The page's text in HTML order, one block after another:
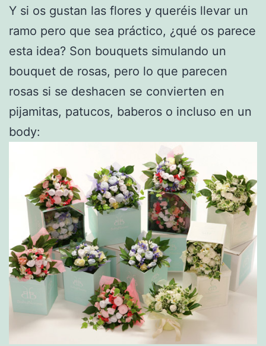
Y si os gustan las flores y queréis llevar un
ramo pero que sea práctico, ¿qué os parece
esta idea? Son bouquets simulando un
bouquet de rosas, pero lo que parecen
rosas si se deshacen se convierten en
pijamitas, patucos, baberos o incluso en un
body: